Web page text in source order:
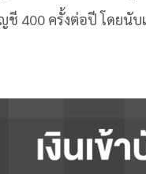
ชี 400 ครั้งต่อปี โดยนั